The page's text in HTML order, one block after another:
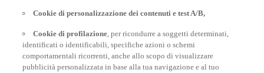
INFORMAZIONI UTILI
Cookie di personalizzazione dei contenuti e test A/B,
Cookie di profilazione, per ricondurre a soggetti determinati,
identificati o identificabili, specifiche azioni o schemi
comportamentali ricorrenti, anche allo scopo di visualizzare
pubblicità personalizzata in base alla tua navigazione e al tuo